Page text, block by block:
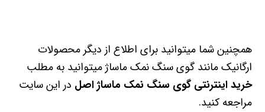
همچنین شما میتوانید برای اطلاع از دیگر محصولات
ارگانیک مانند گوی سنگ نمک ماساژ میتوانید به مطلب
خرید اینترنتی گوی سنگ نمک ماساژ اصل در این سایت
مراجعه کنید.